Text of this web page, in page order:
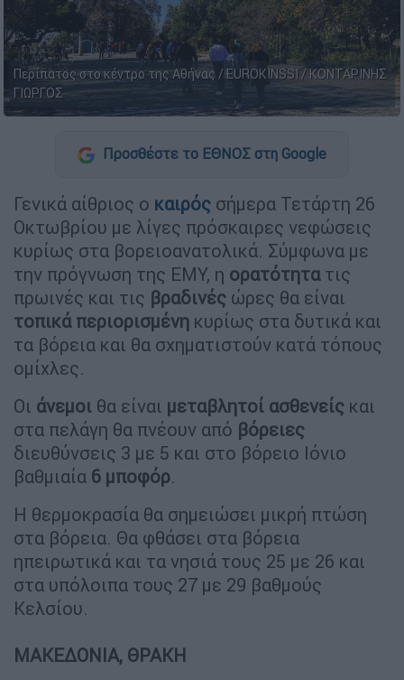
Περίπατος στο κέντρο της Αθήνας / EUROKINSSI / ΚΟΝΤΑΡΙΝΗΣ
ΓΙΩΡΓΟΣ
Προσθέστε το ΕΘΝΟΣ στη Google
Γενικά αίθριος ο καιρός σήμερα Τετάρτη 26
Οκτωβρίου με λίγες πρόσκαιρες νεφώσεις
κυρίως στα βορειοανατολικά. Σύμφωνα με
την πρόγνωση της ΕΜΥ, η ορατότητατις
πρωινές και τις βραδινές ώρες θα είναι
τοπικά περιορισμένη κυρίως στα δυτικά και
τα βόρεια και θα σχηματιστούν κατά τόπους
ομίχλες.
Οι άνεμοι θα είναι μεταβλητοί ασθενείς και
στα πελάγη θα πνέουν από βόρειες
διευθύνσεις 3 με 5 και στο βόρειο Ιόνιο
βαθμιαία 6 μποφόρ.
Η θερμοκρασία θα σημειώσει μικρή πτώση
στα βόρεια. Θα φθάσει στα βόρεια
ηπειρωτικά και τα νησιά τους 25 με 26 και
στα υπόλοιπα τους 27 με 29 βαθμούς
Κελσίου.
ΜΑΚΕΔΟΝΙΑ, ΘΡΑΚΗ